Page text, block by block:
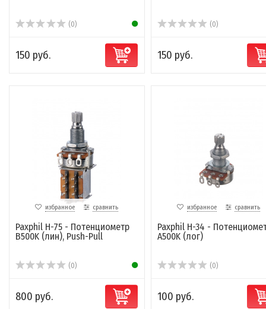
(0)
150 руб.
(0)
150 руб.
избранное сравнить
Paxphil H-75 - Потенциометр
B500K (лин), Push-Pull
(0)
800 руб.
избранное сравнить
Paxphil H-34 -
A500K (лог)
(0)
100 руб.